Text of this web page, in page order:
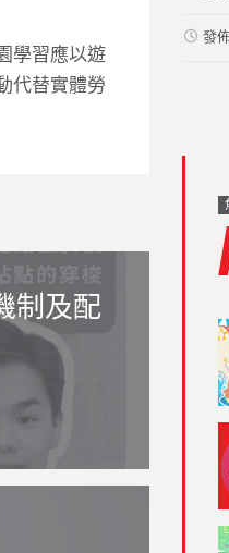
學習應以遊
代替實體勞
制及配
發